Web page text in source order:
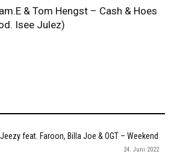
& Tom Hengst – Cash & Hoes
Isee Julez)
feat. Faroon, Billa Joe & OGT – Weekend
24. Juni 2022